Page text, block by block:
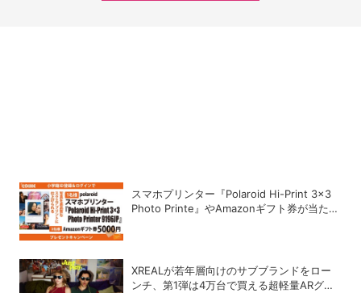
スマホプリンター『Polaroid Hi-Print 3×3
Photo Printe』やAmazonギフト券が当た
XREALが若年層向けのサブブランドをロー
ンチ、第1弾は4万台で買える超軽量ARグラ